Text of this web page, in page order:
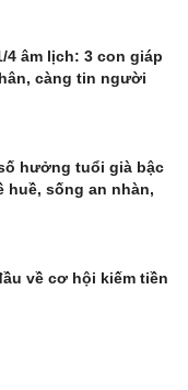
4 âm lịch: 3 con giáp
càng tin người
hưởng tuổi già bậc
huề, sống an nhàn,
về cơ hội kiếm tiền